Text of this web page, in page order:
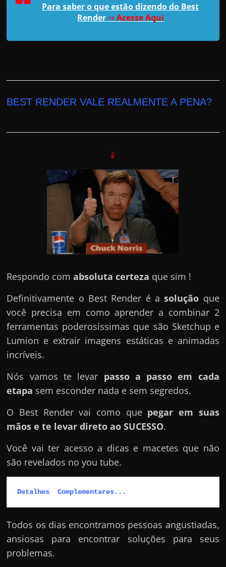
Para saber o que estão dizendo do Best
Render ⇒Acesse Aqui
BEST RENDER VALE REALMENTE A PENA?
⇓
Respondo comabsoluta certeza que sim !
Definitivamente o Best Render é asolução que
você precisa em como aprender a combinar 2
ferramentas poderosíssimas que são Sketchup e
Lumion e extrair imagens estáticas e animadas
incríveis.
Nós vamos te levar passo a passo em cada
etapa sem esconder nada e sem segredos.
O Best Render vai como que pegar em suas
mãos e te levar direto ao SUCESSO.
Você vai ter acesso a dicas e macetes que não
são revelados no you tube.
Detalhes  Complementares...
Todos os dias encontramos pessoas angustiadas,
ansiosas para encontrar soluções para seus
problemas.